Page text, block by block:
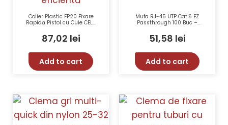
Colier Plastic FP20 Fixare
Rapidă Pistol cu Cuie CELO
87,02 lei
Add to cart
Mufa RJ-45 UTP Cat.6 EZ
Passthrough 100 Buc –
Design EZ, Construcție
Durabilă
51,58 lei
Add to cart